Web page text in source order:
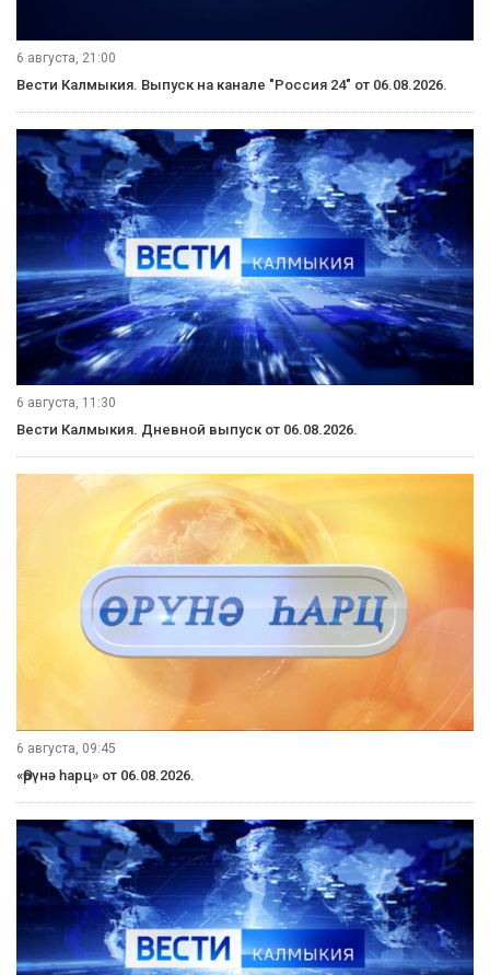
6 августа, 21:00
Вести Калмыкия. Выпуск на канале "Россия 24" от 06.08.2026.
6 августа, 11:30
Вести Калмыкия. Дневной выпуск от 06.08.2026.
6 августа, 09:45
«Өрүнә һарц» от 06.08.2026.